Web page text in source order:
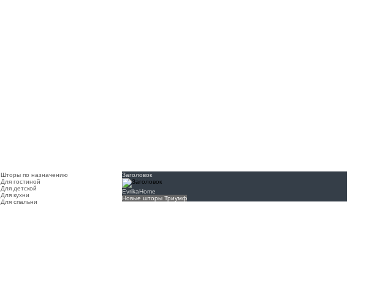
Шторы по назначению
Для гостиной
Для детской
Для кухни
Для спальни
Заголовок
EvrikaHome
Новые шторы Триумф